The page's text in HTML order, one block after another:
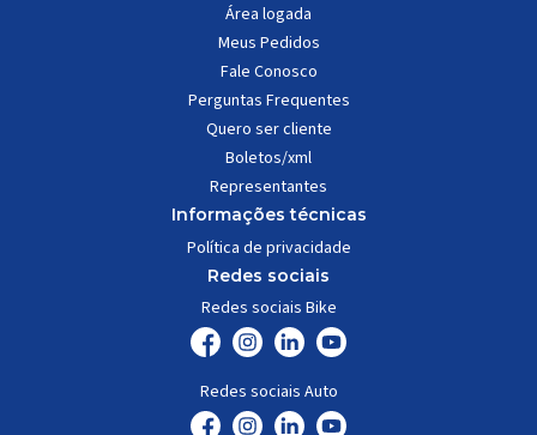
Área logada
Meus Pedidos
Fale Conosco
Perguntas Frequentes
Quero ser cliente
Boletos/xml
Representantes
Informações técnicas
Política de privacidade
Redes sociais
Redes sociais Bike
Redes sociais Auto